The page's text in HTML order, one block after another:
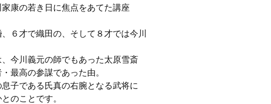
康の若き日に焦点をあてた講座
６才で織田の、そして８才では今川
今川義元の師でもあった太原雪斎
最高の参謀であった由。
子である氏真の右腕となる武将に
のことです。